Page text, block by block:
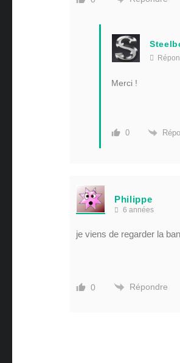
Merci !
0
Philippe
6 années
je viens de regarder la
0 Répondre